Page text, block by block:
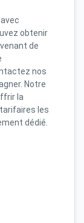
obtenir
de
nos
Notre
la
les
dédié.